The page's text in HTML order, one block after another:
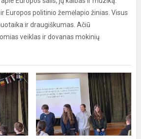
Europos politinio žemėlapio žinias. Visus
ir draugiškumas. Ačiū
veiklas ir dovanas mokinių